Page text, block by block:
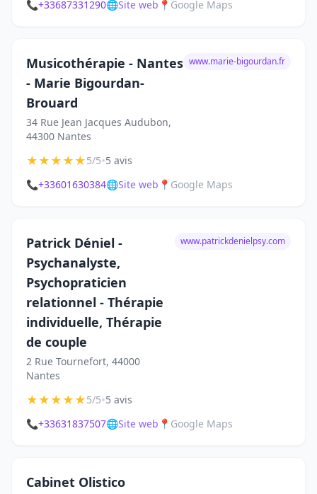
📞+33687331290🌐Site web 📍 Google Maps
Musicothérapie - Nantes
- Marie Bigourdan-
Brouard
34 Rue Jean Jacques Audubon,
44300 Nantes
www.marie-bigourdan.fr
★★★★★5/5•5 avis
📞+33601630384🌐Site web 📍 Google Maps
Patrick Déniel -
Psychanalyste,
Psychopraticien
relationnel - Thérapie
individuelle, Thérapie
de couple
2 Rue Tournefort, 44000
Nantes
www.patrickdenielpsy.com
★★★★★5/5•5 avis
📞+33631837507🌐Site web 📍 Google Maps
Cabinet Olistico